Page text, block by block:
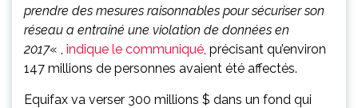
prendre des mesures raisonnables pour sécuriser son
réseau a entraîné une violation de données en
2017« , indique le communiqué , précisant qu’environ
147 millions de personnes avaient été affectés.
Equifax va verser 300 millions $ dans un fond qui